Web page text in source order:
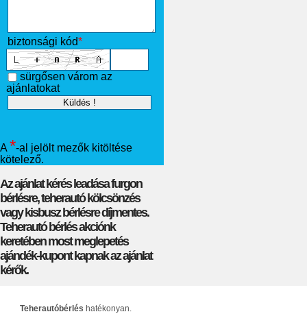
biztonsági kód*
sürgősen várom az
ajánlatokat
A *-al jelölt mezők kitöltése
kötelező.
Az ajánlat kérés leadása furgon
bérlésre, teherautó kölcsönzés
vagy kisbusz bérlésre díjmentes.
Teherautó bérlés akciónk
keretében most meglepetés
ajándék-kupont kapnak az ajánlat
kérők.
Teherautóbérlés hatékonyan.